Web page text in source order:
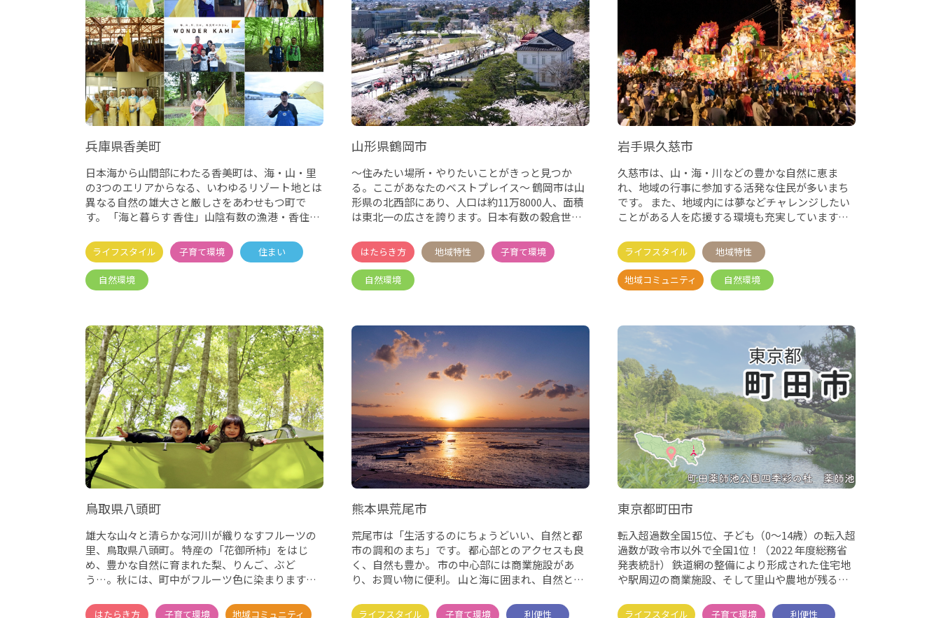
兵庫県香美町
日本海から山間部にわたる香美町は、海・山・里
の3つのエリアからなる、いわゆるリゾート地とは
異なる自然の雄大さと厳しさをあわせもつ町で
す。 「海と暮らす 香住」山陰有数の漁港・香住港
山形県鶴岡市
～住みたい場所・やりたいことがきっと見つか
る。ここがあなたのベストプレイス～ 鶴岡市は山
形県の北西部にあり、人口は約11万8000人、面積
は東北一の広さを誇ります。日本有数の穀倉世帯
岩手県久慈市
久慈市は、山・海・川などの豊かな自然に恵ま
れ、地域の行事に参加する活発な住民が多いまち
です。 また、地域内には夢などチャレンジしたい
ことがある人を応援する環境も充実しています！
鳥取県八頭町
雄大な山々と清らかな河川が織りなすフルーツの
里、鳥取県八頭町。 特産の「花御所柿」をはじ
め、豊かな自然に育まれた梨、りんご、ぶど
う…。秋には、町中がフルーツ色に染まります。
熊本県荒尾市
荒尾市は「生活するのにちょうどいい、自然と都
市の調和のまち」です。 都心部とのアクセスも良
く、自然も豊か。 市の中心部には商業施設があ
り、お買い物に便利。 山と海に囲まれ、自然との
東京都町田市
転入超過数全国15位、子ども（0～14歳）の転入超
過数が政令市以外で全国1位！（2022 年度総務省
発表統計） 鉄道網の整備により形成された住宅地
や駅周辺の商業施設、そして里山や農地が残る風